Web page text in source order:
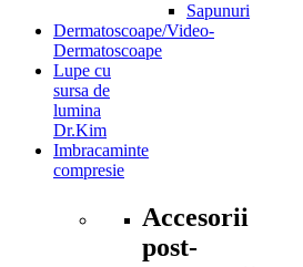
Sapunuri
Dermatoscoape/Video-
Dermatoscoape
Lupe cu
sursa de
lumina
Dr.Kim
Imbracaminte
compresie
Accesorii
post-